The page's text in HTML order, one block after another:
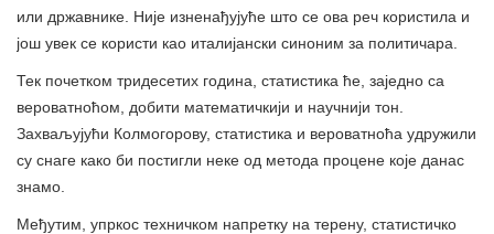
или државнике. Није изненађујуће што се ова реч користила и
још увек се користи као италијански синоним за политичара.
Тек почетком тридесетих година, статистика ће, заједно са
вероватноћом, добити математичкији и научнији тон.
Захваљујући Колмогорову, статистика и вероватноћа удружили
су снаге како би постигли неке од метода процене које данас
знамо.
Међутим, упркос техничком напретку на терену, статистичко